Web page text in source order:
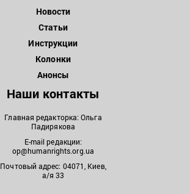
Новости
Статьи
Инструкции
Колонки
Анонсы
Наши контакты
Главная редакторка: Ольга
Падирякова
E-mail редакции:
op@humanrights.org.ua
Почтовый адрес: 04071, Киев,
а/я 33